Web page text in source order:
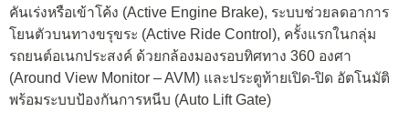
คันเร่งหรือเข้าโค้ง (Active Engine Brake), ระบบช่วยลดอาการ
โยนตัวบนทางขรุขระ (Active Ride Control), ครั้งแรกในกลุ่ม
รถยนต์อเนกประสงค์ ด้วยกล้องมองรอบทิศทาง 360 องศา
(Around View Monitor – AVM) และประตูท้ายเปิด-ปิด อัตโนมัติ
พร้อมระบบป้องกันการหนีบ (Auto Lift Gate)